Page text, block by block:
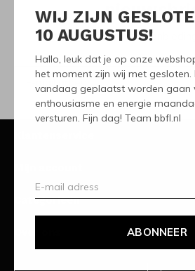
WIJ ZIJN
10 AUGUSTUS!
Hallo, leuk dat je op onze
het moment zijn wij met gesloten.
vandaag geplaatst worden gaan
enthousiasme en energie
versturen. Fijn dag! Team bbfl.nl
ABONNEER
Ontvang de nieuwste
Categorieën